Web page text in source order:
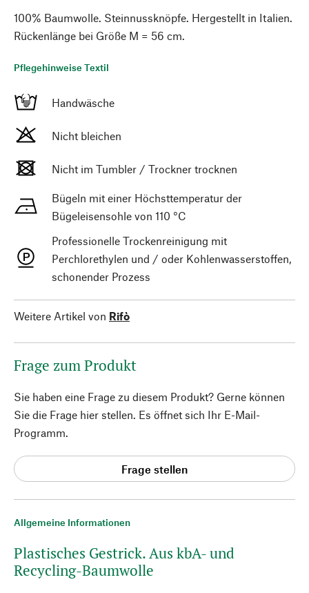
Allgemeine Informationen
Plastisches Gestrick. Aus kbA- und
Recycling-Baumwolle
100% Baumwolle. Steinnussknöpfe. Hergestellt in Italien.
Rückenlänge bei Größe M = 56 cm.
Pflegehinweise Textil
Handwäsche
Nicht bleichen
Nicht im Tumbler / Trockner trocknen
Bügeln mit einer Höchsttemperatur der
Bügeleisensohle von 110 °C
Professionelle Trockenreinigung mit
Perchlorethylen und / oder Kohlenwasserstoffen,
schonender Prozess
Weitere Artikel von Rifò
Frage zum Produkt
Sie haben eine Frage zu diesem Produkt? Gerne können
Sie die Frage hier stellen. Es öffnet sich Ihr E-Mail-
Programm.
Frage stellen